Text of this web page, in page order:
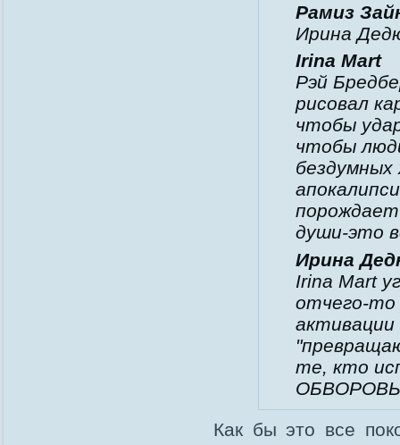
Рамиз
Ирина
Irina Mart
Рэй
рисовал
чтобы
чтобы
души-это
Ирина
Irina Mart
отчего-то
те, кто
Как бы это все